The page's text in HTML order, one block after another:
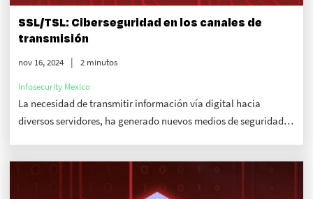
SSL/TSL: Ciberseguridad en los canales de
transmisión
nov 16, 2024 2 minutos
Infosecurity Mexico
La necesidad de transmitir información vía digital hacia
diversos servidores, ha generado nuevos medios de seguridad